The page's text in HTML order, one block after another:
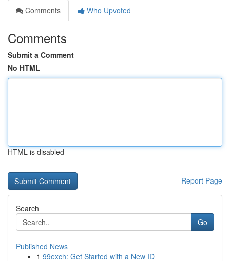
Comments
Who Upvoted
Comments
Submit a Comment
No HTML
HTML is disabled
Report Page
Search
Go
Published News
1 99exch: Get Started with a New ID